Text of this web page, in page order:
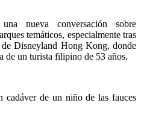
nueva conversación sobre
temáticos, especialmente tras
Disneyland Hong Kong, donde
de un turista filipino de 53 años.
cadáver de un niño de las fauces